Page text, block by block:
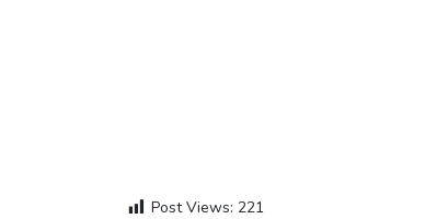
Post Views: 221